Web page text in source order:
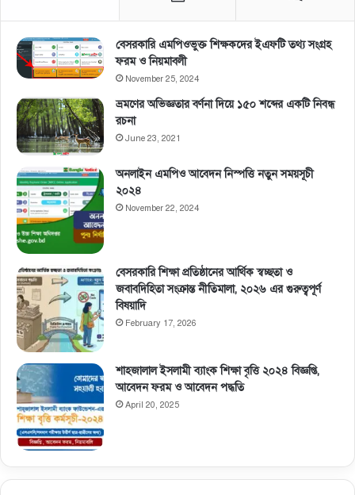
বেসরকারি এমপিওভুক্ত শিক্ষকদের ইএফটি তথ্য সংগ্রহ
ফরম ও নিয়মাবলী
November 25, 2024
ভ্রমণের অভিজ্ঞতার বর্ণনা দিয়ে ১৫০ শব্দের একটি নিবন্ধ
রচনা
June 23, 2021
অনলাইন এমপিও আবেদন নিস্পত্তি নতুন সময়সূচী
২০২৪
November 22, 2024
বেসরকারি শিক্ষা প্রতিষ্ঠানের আর্থিক স্বচ্ছতা ও
জবাবদিহিতা সংক্রান্ত নীতিমালা, ২০২৬ এর গুরুত্বপূর্ণ
বিষয়াদি
February 17, 2026
শাহজালাল ইসলামী ব্যাংক শিক্ষা বৃত্তি ২০২৪ বিজ্ঞপ্তি,
আবেদন ফরম ও আবেদন পদ্ধতি
April 20, 2025